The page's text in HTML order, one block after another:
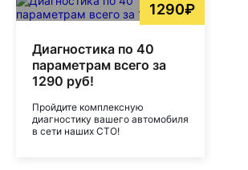
1290₽
Диагностика по 40
параметрам всего за
1290 руб!
Пройдите комплексную
диагностику вашего автомобиля
в сети наших СТО!